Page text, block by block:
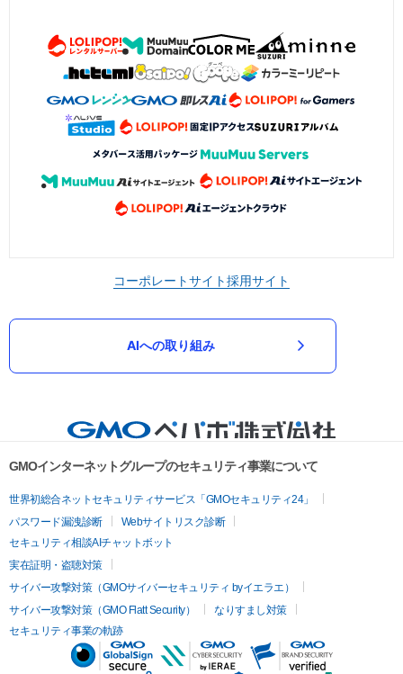
コーポレートサイト採用サイト
AIへの取り組み
GMOインターネットグループのセキュリティ事業について
世界初総合ネットセキュリティサービス「GMOセキュリティ24」
パスワード漏洩診断
Webサイトリスク診断
セキュリティ相談AIチャットボット
実在証明・盗聴対策
サイバー攻撃対策（GMOサイバーセキュリティ byイエラエ）
サイバー攻撃対策（GMO Flatt Security）
なりすまし対策
セキュリティ事業の軌跡